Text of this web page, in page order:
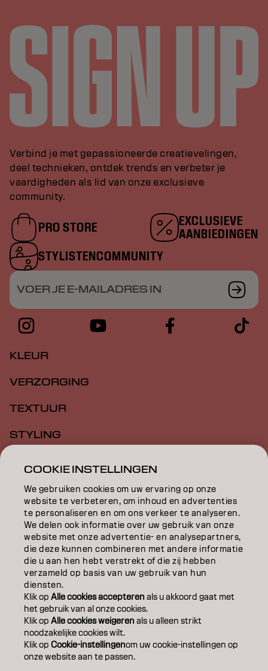
Verbind je met gepassioneerde creatievelingen,
deel technieken, ontdek trends en verbeter je
vaardigheden als lid van onze exclusieve
community.
PRO STORE
EXCLUSIEVE
AANBIEDINGEN
STYLISTENCOMMUNITY
VOER JE E-MAILADRES IN
KLEUR
VERZORGING
TEXTUUR
STYLING
EDUCATION
OVER
SALONVINDER
WORD PARTNER
CONTACT
ColofonPrivacyverklaringCookiebeleid
Gebruiksvoorwaarden
Toegankelijkheidsverklaring
COOKIE INSTELLINGEN
We gebruiken cookies om uw ervaring op onze
website te verbeteren, om inhoud en advertenties
te personaliseren en om ons verkeer te analyseren.
We delen ook informatie over uw gebruik van onze
website met onze advertentie- en analysepartners,
die deze kunnen combineren met andere informatie
die u aan hen hebt verstrekt of die zij hebben
verzameld op basis van uw gebruik van hun
diensten.
Klik opAlle cookies accepterenals u akkoord gaat met
het gebruik van al onze cookies.
Klik opAlle cookies weigerenals u alleen strikt
noodzakelijke cookies wilt.
Klik opCookie-instellingenom uw cookie-instellingen op
onze website aan te passen.